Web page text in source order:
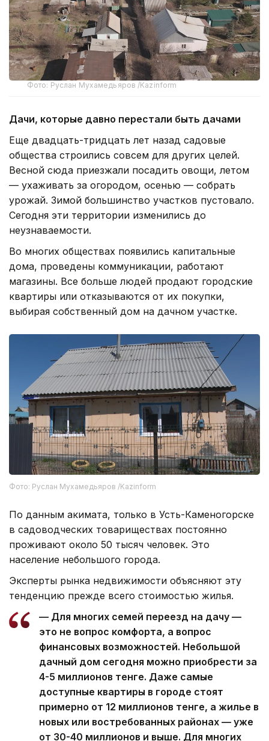
Фото: Руслан Мухамедьяров /Kazinform
Дачи, которые давно перестали быть дачами
Еще двадцать-тридцать лет назад садовые
общества строились совсем для других целей.
Весной сюда приезжали посадить овощи, летом
— ухаживать за огородом, осенью — собрать
урожай. Зимой большинство участков пустовало.
Сегодня эти территории изменились до
неузнаваемости.
Во многих обществах появились капитальные
дома, проведены коммуникации, работают
магазины. Все больше людей продают городские
квартиры или отказываются от их покупки,
выбирая собственный дом на дачном участке.
Фото: Руслан Мухамедьяров /Kazinform
По данным акимата, только в Усть-Каменогорске
в садоводческих товариществах постоянно
проживают около 50 тысяч человек. Это
население небольшого города.
Эксперты рынка недвижимости объясняют эту
тенденцию прежде всего стоимостью жилья.
— Для многих семей переезд на дачу —
это не вопрос комфорта, а вопрос
финансовых возможностей. Небольшой
дачный дом сегодня можно приобрести за
4-5 миллионов тенге. Даже самые
доступные квартиры в городе стоят
примерно от 12 миллионов тенге, а жилье в
новых или востребованных районах — уже
от 30-40 миллионов и выше. Для многих